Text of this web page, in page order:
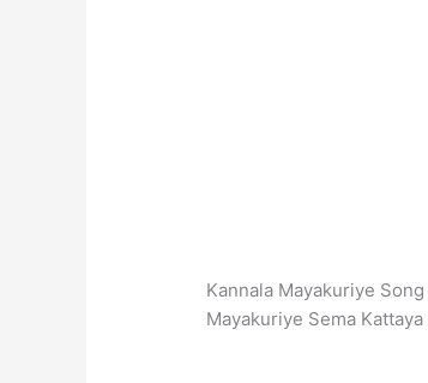
Kannala Mayakuriye
Mayakuriye Sema